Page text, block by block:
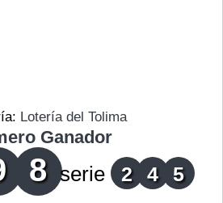
Lotería del Tolima
Ganador
8 serie 2 4 5